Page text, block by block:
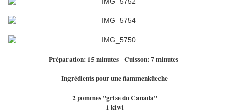
Préparation: 15 minutes Cuisson: 7 minutes
Ingrédients pour une flammenküeche
2 pommes "grise du Canada"
1 kiwi